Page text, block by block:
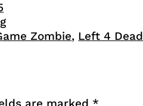
Zombie, Left 4